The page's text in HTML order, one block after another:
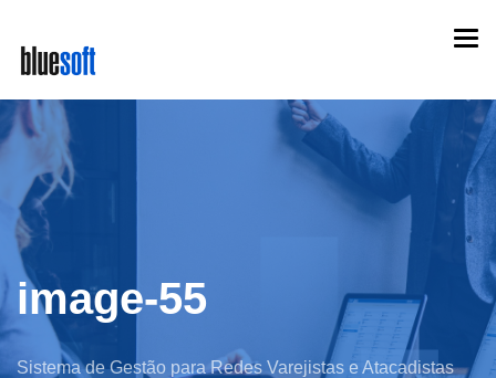
main
content
image-55
Sistema de Gestão para Redes Varejistas e Atacadistas